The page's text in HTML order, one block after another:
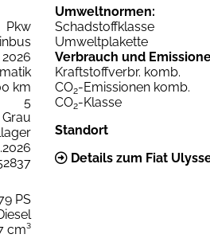
Pkw
km
5
Grau
PS
cm³
Umweltnormen:
Schadstoffklasse
Umweltplakette
Verbrauch und
Kraftstoffverbr. komb.
CO2-Emissionen komb.
CO2-Klasse
Standort
Details zum Fiat